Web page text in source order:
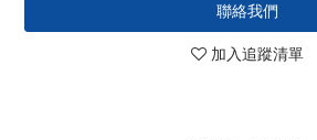
聯絡我們
加入追蹤清單